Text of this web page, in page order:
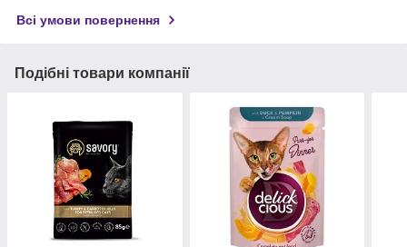
Всі умови повернення
Подібні товари компанії